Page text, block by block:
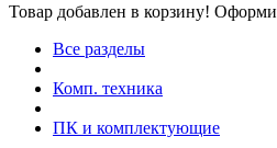
Товар добавлен в корзину!
Все разделы
Комп. техника
ПК и комплектующие